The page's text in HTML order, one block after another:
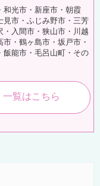
和光市・新座市・朝霞
見市・ふじみ野市・三芳
・入間市・狭山市・川越
市・鶴ヶ島市・坂戸市・
飯能市・毛呂山町・その
一覧はこちら